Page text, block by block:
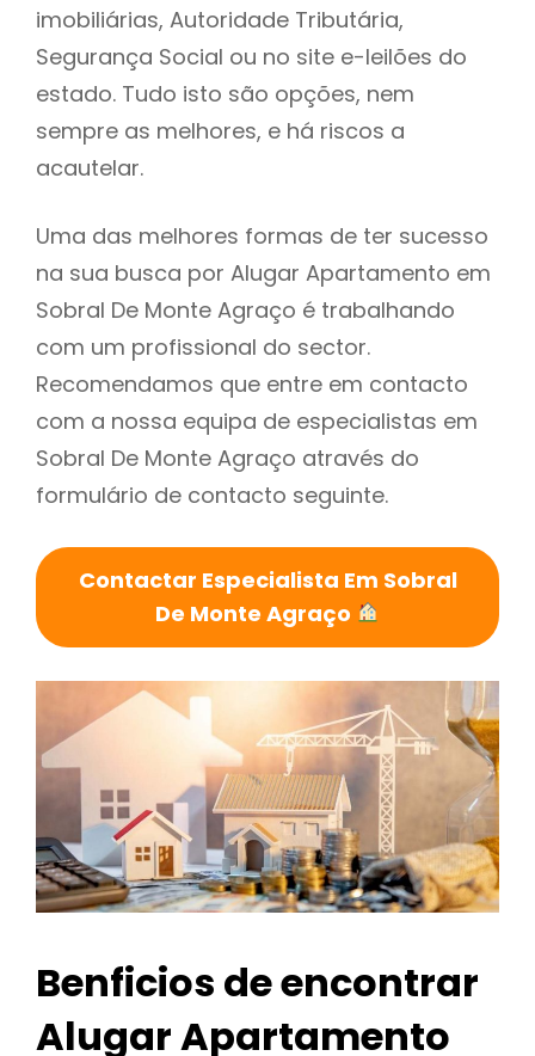
imobiliárias, Autoridade Tributária,
Segurança Social ou no site e-leilões do
estado. Tudo isto são opções, nem
sempre as melhores, e há riscos a
acautelar.
Uma das melhores formas de ter sucesso
na sua busca por Alugar Apartamento em
Sobral De Monte Agraço é trabalhando
com um profissional do sector.
Recomendamos que entre em contacto
com a nossa equipa de especialistas em
Sobral De Monte Agraço através do
formulário de contacto seguinte.
Contactar Especialista Em Sobral
De Monte Agraço
Benficios de encontrar
Alugar Apartamento